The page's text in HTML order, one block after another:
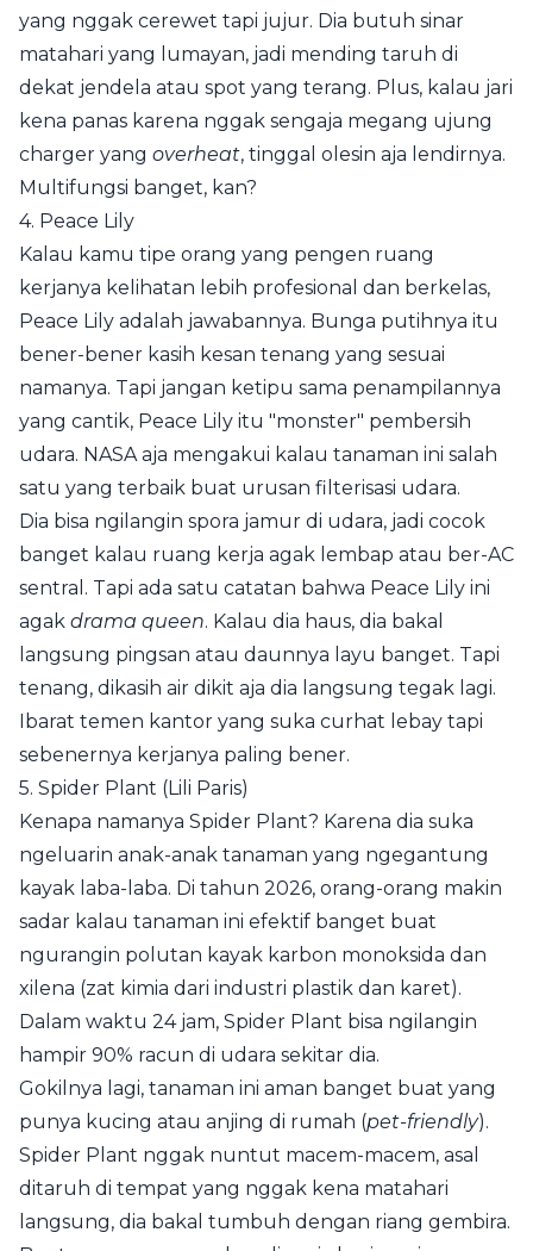
yang nggak cerewet tapi jujur. Dia butuh sinar
matahari yang lumayan, jadi mending taruh di
dekat jendela atau spot yang terang. Plus, kalau jari
kena panas karena nggak sengaja megang ujung
charger yang overheat, tinggal olesin aja lendirnya.
Multifungsi banget, kan?
4. Peace Lily
Kalau kamu tipe orang yang pengen ruang
kerjanya kelihatan lebih profesional dan berkelas,
Peace Lily adalah jawabannya. Bunga putihnya itu
bener-bener kasih kesan tenang yang sesuai
namanya. Tapi jangan ketipu sama penampilannya
yang cantik, Peace Lily itu "monster" pembersih
udara. NASA aja mengakui kalau tanaman ini salah
satu yang terbaik buat urusan filterisasi udara.
Dia bisa ngilangin spora jamur di udara, jadi cocok
banget kalau ruang kerja agak lembap atau ber-AC
sentral. Tapi ada satu catatan bahwa Peace Lily ini
agak drama queen. Kalau dia haus, dia bakal
langsung pingsan atau daunnya layu banget. Tapi
tenang, dikasih air dikit aja dia langsung tegak lagi.
Ibarat temen kantor yang suka curhat lebay tapi
sebenernya kerjanya paling bener.
5. Spider Plant (Lili Paris)
Kenapa namanya Spider Plant? Karena dia suka
ngeluarin anak-anak tanaman yang ngegantung
kayak laba-laba. Di tahun 2026, orang-orang makin
sadar kalau tanaman ini efektif banget buat
ngurangin polutan kayak karbon monoksida dan
xilena (zat kimia dari industri plastik dan karet).
Dalam waktu 24 jam, Spider Plant bisa ngilangin
hampir 90% racun di udara sekitar dia.
Gokilnya lagi, tanaman ini aman banget buat yang
punya kucing atau anjing di rumah (pet-friendly).
Spider Plant nggak nuntut macem-macem, asal
ditaruh di tempat yang nggak kena matahari
langsung, dia bakal tumbuh dengan riang gembira.